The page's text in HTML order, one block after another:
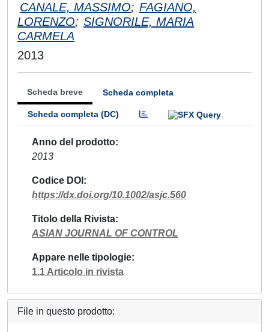
CANALE, MASSIMO; FAGIANO,
LORENZO; SIGNORILE, MARIA
CARMELA
2013
Scheda breve Scheda completa
Scheda completa (DC)
Anno del prodotto
2013
Codice DOI
https://dx.doi.org/10.1002/asjc.560
Titolo della Rivista
ASIAN JOURNAL OF CONTROL
Appare nelle tipologie
1.1 Articolo in rivista
File in questo prodotto: